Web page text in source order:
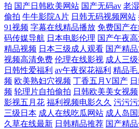
国产片a在线观看国语 四虎三级 福利社八区
柠檬视频 国产高清又 日韩欧美网 超碰99在
片欧美传媒 欧美三级视频在线观看 91黄观看
清无 精品无 亚洲欧洲另类国产综合 国产香蕉
日韩欧美国产免费观看 板栗电影网2019最新
拍 国产日韩欧美网站 国产无码av 老
偷拍 牛牛影院A片 日韩无码视频网站
91视频 字幕在线精品播放 免费国产
码传媒导航 日本电影伦理 国产午夜
精品视频 日本三级成人观看 国产精
视频高清免费 伦理在线影视 成人三
日韩性爱福利 av午夜探花福利 精品毛
频 欧美熟妇穴视频 丁香五月V国产
频 轮理片自拍偷拍 日韩欧美美女视频
影视五月花 福利视频电影久久 污污
三级日本 成人在线吃瓜网站 成人岛
久草在线最新 日韩精品推荐 国产精